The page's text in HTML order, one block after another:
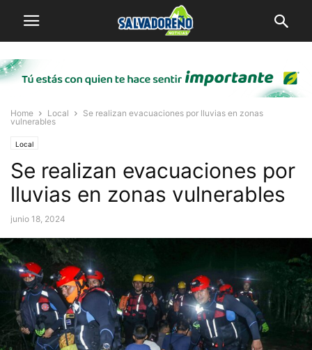
Home Local
Se realizan evacuaciones por lluvias en zonas
vulnerables
Local
Se realizan evacuaciones por
lluvias en zonas vulnerables
junio 18, 2024